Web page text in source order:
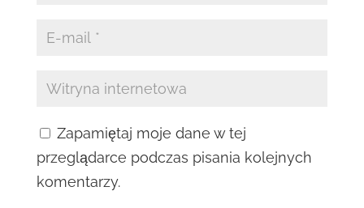
Zapamiętaj moje dane w tej
przeglądarce podczas pisania kolejnych
komentarzy.